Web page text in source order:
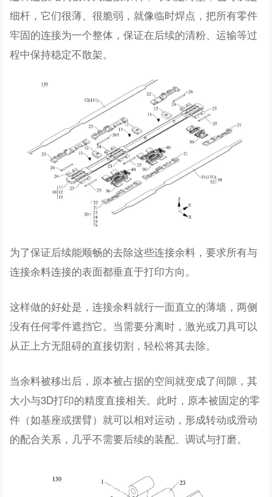
细杆，它们很薄、很脆弱，就像临时焊点，把所有零件
牢固的连接为一个整体，保证在后续的清粉、运输等过
程中保持稳定不散架。
为了保证后续能顺畅的去除这些连接余料，要求所有与
连接余料连接的表面都垂直于打印方向。
这样做的好处是，连接余料就行一面直立的薄墙，两侧
没有任何零件遮挡它。当需要分离时，激光或刀具可以
从正上方无阻碍的直接切割，轻松将其去除。
当余料被移出后，原本被占据的空间就变成了间隙，其
大小与3D打印的精度直接相关。此时，原本被固定的零
件（如基座或摆臂）就可以相对运动，形成转动或滑动
的配合关系，几乎不需要后续的装配、调试与打磨。